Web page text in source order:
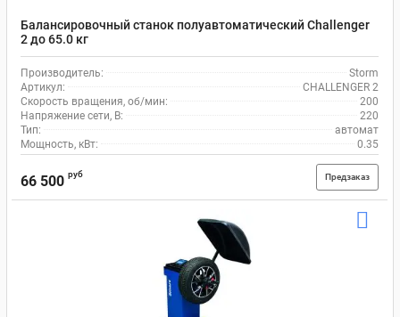
Балансировочный станок полуавтоматический Challenger
2 до 65.0 кг
Производитель:
Storm
Артикул:
CHALLENGER 2
Скорость вращения, об/мин:
200
Напряжение сети, В:
220
Тип:
автомат
Мощность, кВт:
0.35
66 500 руб Предзаказ